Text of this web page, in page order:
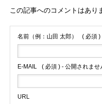
この記事へのコメントはあり
名前（例：山田 太郎） ( 必須 )
E-MAIL ( 必須 ) - 公開されませ
URL